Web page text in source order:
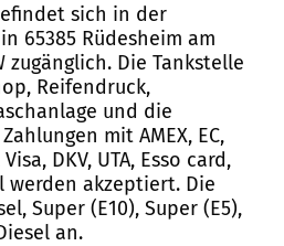
sich in der
65385 Rüdesheim am
zugänglich. Die Tankstelle
Reifendruck,
und die
mit AMEX, EC,
DKV, UTA, Esso card,
werden akzeptiert. Die
Super (E10), Super (E5),
an.